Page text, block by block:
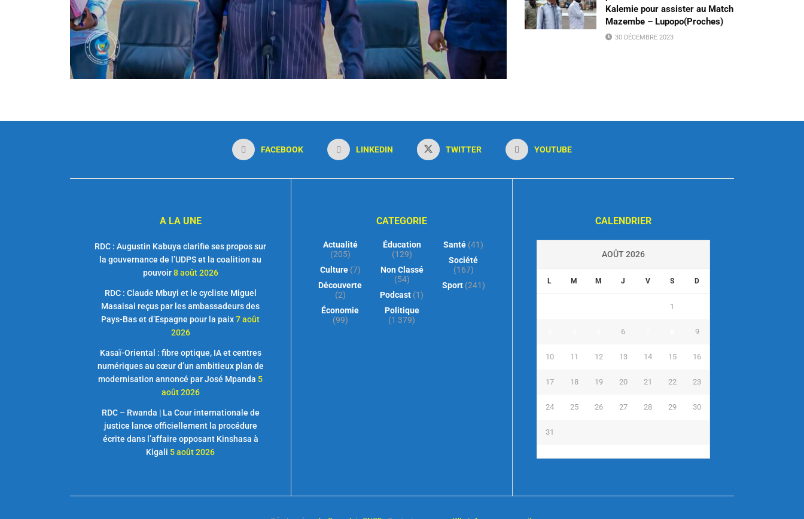
Kalemie pour assister au Match
Mazembe – Lupopo(Proches)
30 DÉCEMBRE 2023
FACEBOOK LINKEDIN TWITTER YOUTUBE
A LA UNE
RDC : Augustin Kabuya clarifie ses propos sur
la gouvernance de l’UDPS et la coalition au
pouvoir 8 août 2026
RDC : Claude Mbuyi et le cycliste Miguel
Masaisai reçus par les ambassadeurs des
Pays-Bas et d’Espagne pour la paix7 août
2026
Kasaï-Oriental : fibre optique, IA et centres
numériques au cœur d’un ambitieux plan de
modernisation annoncé par José Mpanda 5
août 2026
RDC – Rwanda | La Cour internationale de
justice lance officiellement la procédure
écrite dans l’affaire opposant Kinshasa à
Kigali 5 août 2026
CATEGORIE
Actualité
(205)
Culture(7)
Découverte
(2)
Économie
(99)
Éducation
(129)
Non Classé
(54)
Podcast (1)
Politique
(1 379)
Santé (41)
Société
(167)
Sport(241)
CALENDRIER
AOÛT 2026
L M M J V S D
1
6 9
10 11 12 13 14 15 16
17 18 19 20 21 22 23
24 25 26 27 28 29 30
31